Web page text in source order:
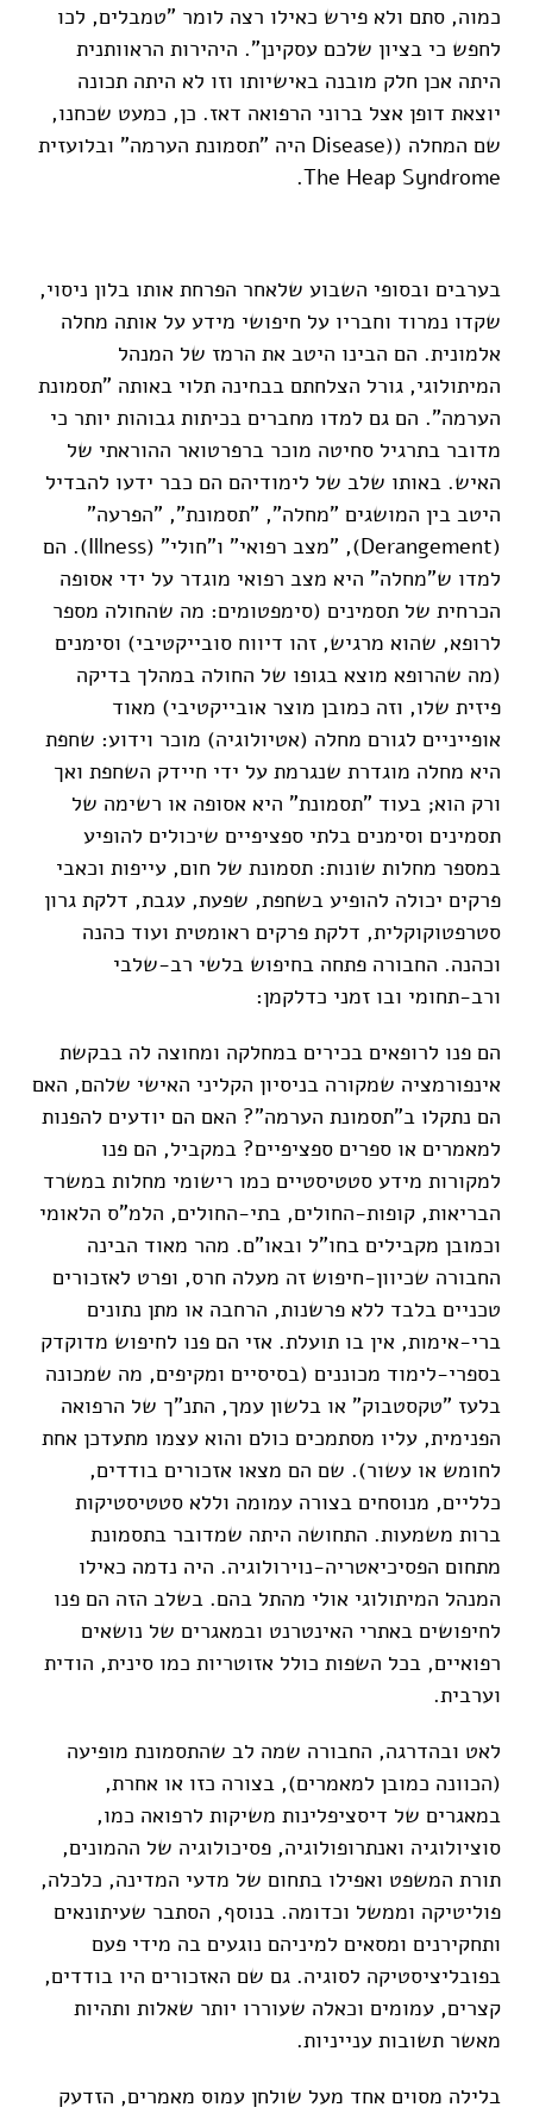
כמוה, סתם ולא פירש כאילו רצה לומר "טמבלים, לכו
לחפש כי בציון שלכם עסקינן". היהירות הראוותנית
היתה אכן חלק מובנה באישיותו וזו לא היתה תכונה
יוצאת דופן אצל ברוני הרפואה דאז. כן, כמעט שכחנו,
שם המחלה ((Disease היה "תסמונת הערמה" ובלועזית
The Heap Syndrome.
בערבים ובסופי השבוע שלאחר הפרחת אותו בלון ניסוי,
שקדו נמרוד וחבריו על חיפושי מידע על אותה מחלה
אלמונית. הם הבינו היטב את הרמז של המנהל
המיתולוגי, גורל הצלחתם בבחינה תלוי באותה "תסמונת
הערמה". הם גם למדו מחברים בכיתות גבוהות יותר כי
מדובר בתרגיל סחיטה מוכר ברפרטואר ההוראתי של
האיש. באותו שלב של לימודיהם הם כבר ידעו להבדיל
היטב בין המושגים "מחלה", "תסמונת", "הפרעה"
(Derangement), "מצב רפואי" ו"חולי" (Illness). הם
למדו ש"מחלה" היא מצב רפואי מוגדר על ידי אסופה
הכרחית של תסמינים (סימפטומים: מה שהחולה מספר
לרופא, שהוא מרגיש, זהו דיווח סובייקטיבי) וסימנים
(מה שהרופא מוצא בגופו של החולה במהלך בדיקה
פיזית שלו, וזה כמובן מוצר אובייקטיבי) מאוד
אופייניים לגורם מחלה (אטיולוגיה) מוכר וידוע: שחפת
היא מחלה מוגדרת שנגרמת על ידי חיידק השחפת ואך
ורק הוא; בעוד "תסמונת" היא אסופה או רשימה של
תסמינים וסימנים בלתי ספציפיים שיכולים להופיע
במספר מחלות שונות: תסמונת של חום, עייפות וכאבי
פרקים יכולה להופיע בשחפת, שפעת, עגבת, דלקת גרון
סטרפטוקוקלית, דלקת פרקים ראומטית ועוד כהנה
וכהנה. החבורה פתחה בחיפוש בלשי רב-שלבי
ורב-תחומי ובו זמני כדלקמן:
הם פנו לרופאים בכירים במחלקה ומחוצה לה בבקשת
אינפורמציה שמקורה בניסיון הקליני האישי שלהם, האם
הם נתקלו ב"תסמונת הערמה"? האם הם יודעים להפנות
למאמרים או ספרים ספציפיים? במקביל, הם פנו
למקורות מידע סטטיסטיים כמו רישומי מחלות במשרד
הבריאות, קופות-החולים, בתי-החולים, הלמ"ס הלאומי
וכמובן מקבילים בחו"ל ובאו"ם. מהר מאוד הבינה
החבורה שכיוון-חיפוש זה מעלה חרס, ופרט לאזכורים
טכניים בלבד ללא פרשנות, הרחבה או מתן נתונים
ברי-אימות, אין בו תועלת. אזי הם פנו לחיפוש מדוקדק
בספרי-לימוד מכוננים (בסיסיים ומקיפים, מה שמכונה
בלעז "טקסטבוק" או בלשון עמך, התנ"ך של הרפואה
הפנימית, עליו מסתמכים כולם והוא עצמו מתעדכן אחת
לחומש או עשור). שם הם מצאו אזכורים בודדים,
כלליים, מנוסחים בצורה עמומה וללא סטטיסטיקות
ברות משמעות. התחושה היתה שמדובר בתסמונת
מתחום הפסיכיאטריה-נוירולוגיה. היה נדמה כאילו
המנהל המיתולוגי אולי מהתל בהם. בשלב הזה הם פנו
לחיפושים באתרי האינטרנט ובמאגרים של נושאים
רפואיים, בכל השפות כולל אזוטריות כמו סינית, הודית
וערבית.
לאט ובהדרגה, החבורה שמה לב שהתסמונת מופיעה
(הכוונה כמובן למאמרים), בצורה כזו או אחרת,
במאגרים של דיסציפלינות משיקות לרפואה כמו,
סוציולוגיה ואנתרופולוגיה, פסיכולוגיה של ההמונים,
תורת המשפט ואפילו בתחום של מדעי המדינה, כלכלה,
פוליטיקה וממשל וכדומה. בנוסף, הסתבר שעיתונאים
ותחקירנים ומסאים למיניהם נוגעים בה מידי פעם
בפובליציסטיקה לסוגיה. גם שם האזכורים היו בודדים,
קצרים, עמומים וכאלה שעוררו יותר שאלות ותהיות
מאשר תשובות ענייניות.
בלילה מסוים אחד מעל שולחן עמוס מאמרים, הזדעק